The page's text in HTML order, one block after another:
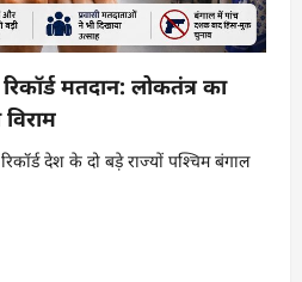
मतदान: लोकतंत्र का
देश के दो बड़े राज्यों पश्चिम बंगाल